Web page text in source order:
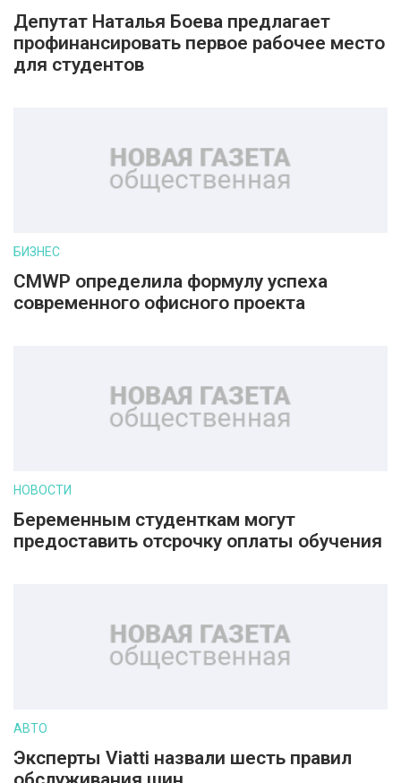
Депутат Наталья Боева предлагает
профинансировать первое рабочее место
для студентов
БИЗНЕС
CMWP определила формулу успеха
современного офисного проекта
НОВОСТИ
Беременным студенткам могут
предоставить отсрочку оплаты обучения
АВТО
Эксперты Viatti назвали шесть правил